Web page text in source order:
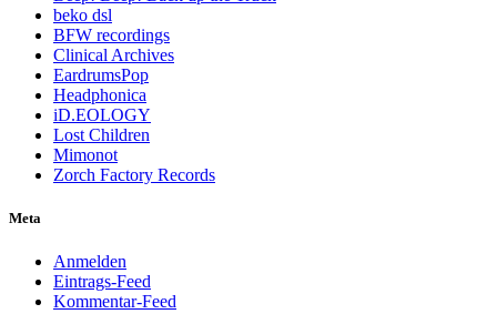
beko dsl
BFW recordings
Clinical Archives
EardrumsPop
Headphonica
iD.EOLOGY
Lost Children
Mimonot
Zorch Factory Records
Meta
Anmelden
Eintrags-Feed
Kommentar-Feed